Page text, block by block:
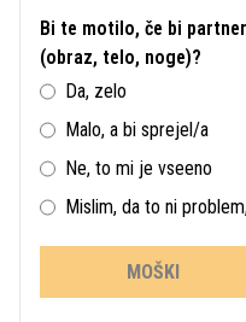
Bi te motilo, če bi
(obraz, telo, noge)?
Da, zelo
Malo, a bi sprejel/a
Ne, to mi je vseeno
Mislim, da to ni
MOŠKI